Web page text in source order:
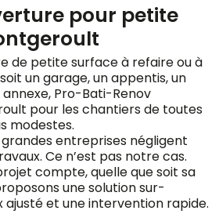
pour petite
de petite surface à refaire ou à
un garage, un appentis, un
Pro-Bati-Renov
pour les chantiers de toutes
modestes.
grandes entreprises négligent
Ce n’est pas notre cas.
compte, quelle que soit sa
une solution sur-
ajusté et une intervention rapide.